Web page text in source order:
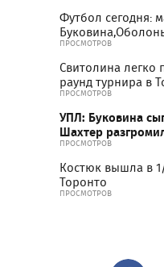
Футбол сегодня:
ПРОСМОТРОВ
Свитолина легко
раунд турнира в
ПРОСМОТРОВ
УПЛ: Буковина
Шахтер
ПРОСМОТРОВ
Костюк вышла в
Торонто
ПРОСМОТРОВ